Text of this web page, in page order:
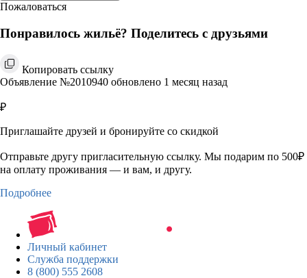
Пожаловаться
Понравилось жильё? Поделитесь с друзьями
Копировать ссылку
Объявление №2010940 обновлено 1 месяц назад
₽
Приглашайте друзей и бронируйте со скидкой
Отправьте другу пригласительную ссылку. Мы подарим по 500₽
на оплату проживания — и вам, и другу.
Подробнее
Личный кабинет
Служба поддержки
8 (800) 555 2608